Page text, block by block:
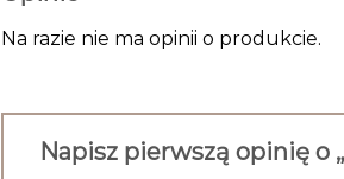
Na razie nie ma opinii o produkcie.
Napisz pierwszą opinię o